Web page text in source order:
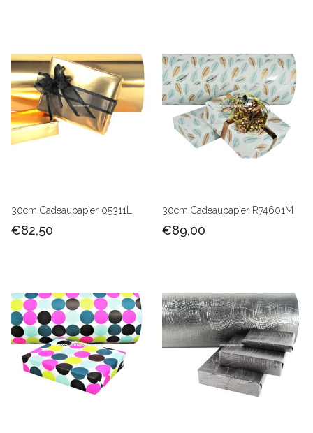
30cm Cadeaupapier 05311L
€82,50
30cm Cadeaupapier R74601M
€89,00